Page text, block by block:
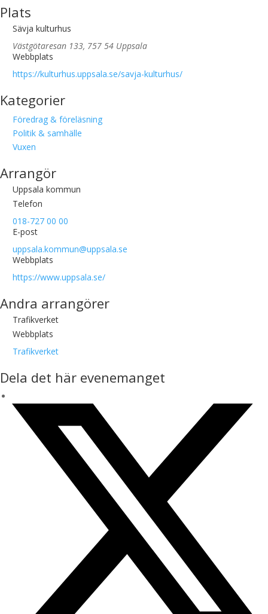
Plats
Sävja kulturhus
Västgötaresan 133, 757 54 Uppsala
Webbplats
https://kulturhus.uppsala.se/savja-kulturhus/
Kategorier
Föredrag & föreläsning
Politik & samhälle
Vuxen
Arrangör
Uppsala kommun
Telefon
018-727 00 00
E-post
uppsala.kommun@uppsala.se
Webbplats
https://www.uppsala.se/
Andra arrangörer
Trafikverket
Webbplats
Trafikverket
Dela det här evenemanget